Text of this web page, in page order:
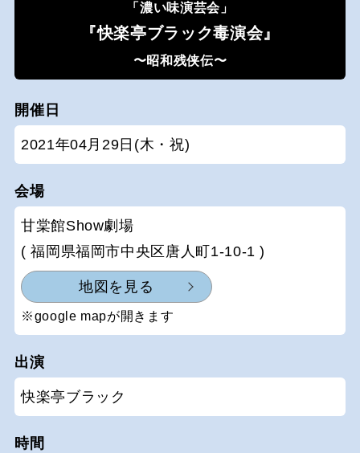
「濃い味演芸会」
『快楽亭ブラック毒演会』
〜昭和残侠伝〜
開催日
2021年04月29日(木・祝)
会場
甘棠館Show劇場
( 福岡県福岡市中央区唐人町1-10-1 )
地図を見る
※google mapが開きます
出演
快楽亭ブラック
時間